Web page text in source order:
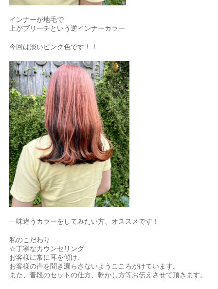
インナーが地毛で
上がブリーチという逆インナーカラー
今回は淡いピンク色です！！
一味違うカラーをしてみたい方、オススメです！
私のこだわり
☆丁寧なカウンセリング
お客様に常に耳を傾け、
お客様の声を聞き漏らさないようこころがけています。
また、普段のセットの仕方、乾かし方等お伝えさせて頂きます。